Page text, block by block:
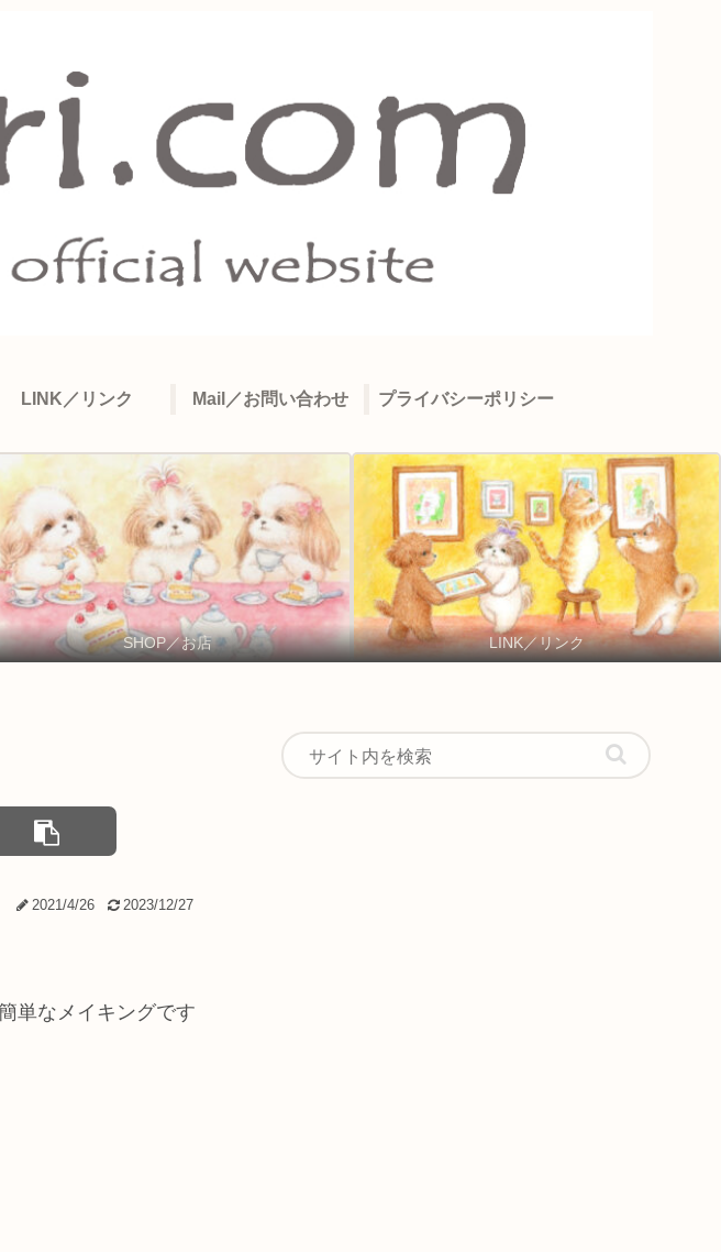
LINK／リンク Mail／お問い合わせ プライバシーポリシー
SHOP／お店 LINK／リンク
2021/4/26 2023/12/27
単なメイキングです